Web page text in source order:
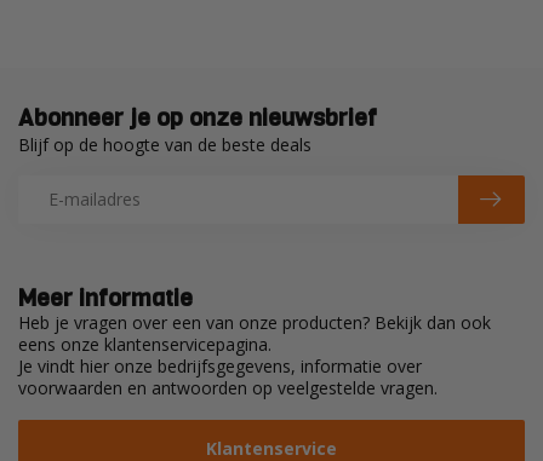
Meer informatie
Heb je vragen over een van onze producten? Bekijk dan ook
eens onze klantenservicepagina.
Je vindt hier onze bedrijfsgegevens, informatie over
voorwaarden en antwoorden op veelgestelde vragen.
Klantenservice
Abonneer je op onze nieuwsbrief
Blijf op de hoogte van de beste deals